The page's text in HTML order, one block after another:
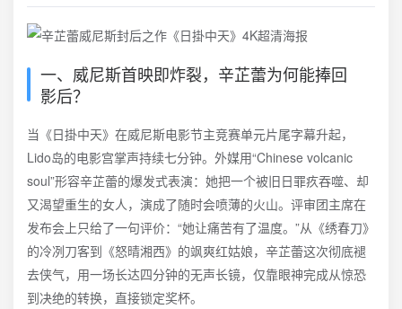
一、威尼斯首映即炸裂，辛芷蕾为何能捧回
影后？
当《日掛中天》在威尼斯电影节主竞赛单元片尾字幕升起，
Lido岛的电影宫掌声持续七分钟。外媒用“Chinese volcanic
soul”形容辛芷蕾的爆发式表演：她把一个被旧日罪疚吞噬、却
又渴望重生的女人，演成了随时会喷薄的火山。评审团主席在
发布会上只给了一句评价：“她让痛苦有了温度。”从《绣春刀》
的冷冽刀客到《怒晴湘西》的飒爽红姑娘，辛芷蕾这次彻底褪
去侠气，用一场长达四分钟的无声长镜，仅靠眼神完成从惊恐
到决绝的转换，直接锁定奖杯。